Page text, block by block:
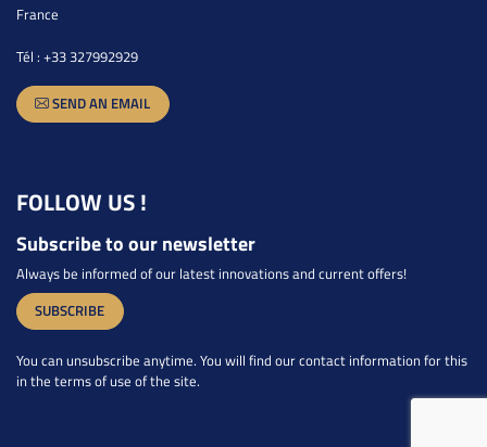
France
Tél : +33 327992929
SEND AN EMAIL
FOLLOW US !
Subscribe to our newsletter
Always be informed of our latest innovations and current offers!
SUBSCRIBE
You can unsubscribe anytime. You will find our contact information for this
in the terms of use of the site.